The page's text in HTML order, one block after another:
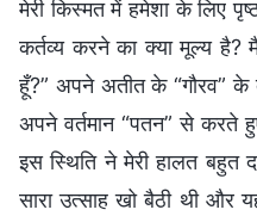
मेरी किस्मत में हमेशा के लिए
कर्तव्य करने का क्या मूल्य
हूँ?” अपने अतीत के “गौरव”
अपने वर्तमान “पतन” से करते
इस स्थिति ने मेरी हालत बहुत
सारा उत्साह खो बैठी थी और